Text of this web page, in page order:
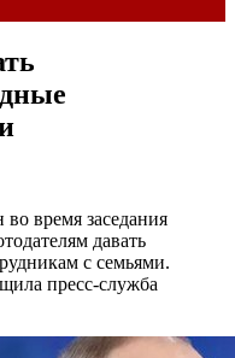
время заседания
давать
с семьями.
пресс-служба